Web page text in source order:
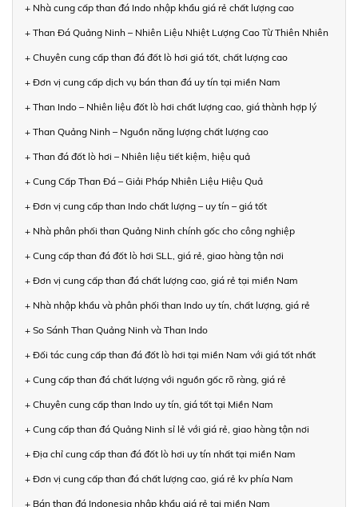
+ Nhà cung cấp than đá Indo nhập khẩu giá rẻ chất lượng cao
+ Than Đá Quảng Ninh – Nhiên Liệu Nhiệt Lượng Cao Từ Thiên Nhiên
+ Chuyên cung cấp than đá đốt lò hơi giá tốt, chất lượng cao
+ Đơn vị cung cấp dịch vụ bán than đá uy tín tại miền Nam
+ Than Indo – Nhiên liệu đốt lò hơi chất lượng cao, giá thành hợp lý
+ Than Quảng Ninh – Nguồn năng lượng chất lượng cao
+ Than đá đốt lò hơi – Nhiên liệu tiết kiệm, hiệu quả
+ Cung Cấp Than Đá – Giải Pháp Nhiên Liệu Hiệu Quả
+ Đơn vị cung cấp than Indo chất lượng – uy tín – giá tốt
+ Nhà phân phối than Quảng Ninh chính gốc cho công nghiệp
+ Cung cấp than đá đốt lò hơi SLL, giá rẻ, giao hàng tận nơi
+ Đơn vị cung cấp than đá chất lượng cao, giá rẻ tại miền Nam
+ Nhà nhập khẩu và phân phối than Indo uy tín, chất lượng, giá rẻ
+ So Sánh Than Quảng Ninh và Than Indo
+ Đối tác cung cấp than đá đốt lò hơi tại miền Nam với giá tốt nhất
+ Cung cấp than đá chất lượng với nguồn gốc rõ ràng, giá rẻ
+ Chuyên cung cấp than Indo uy tín, giá tốt tại Miền Nam
+ Cung cấp than đá Quảng Ninh sỉ lẻ với giá rẻ, giao hàng tận nơi
+ Địa chỉ cung cấp than đá đốt lò hơi uy tín nhất tại miền Nam
+ Đơn vị cung cấp than đá chất lượng cao, giá rẻ kv phía Nam
+ Bán than đá Indonesia nhập khẩu giá rẻ tại miền Nam